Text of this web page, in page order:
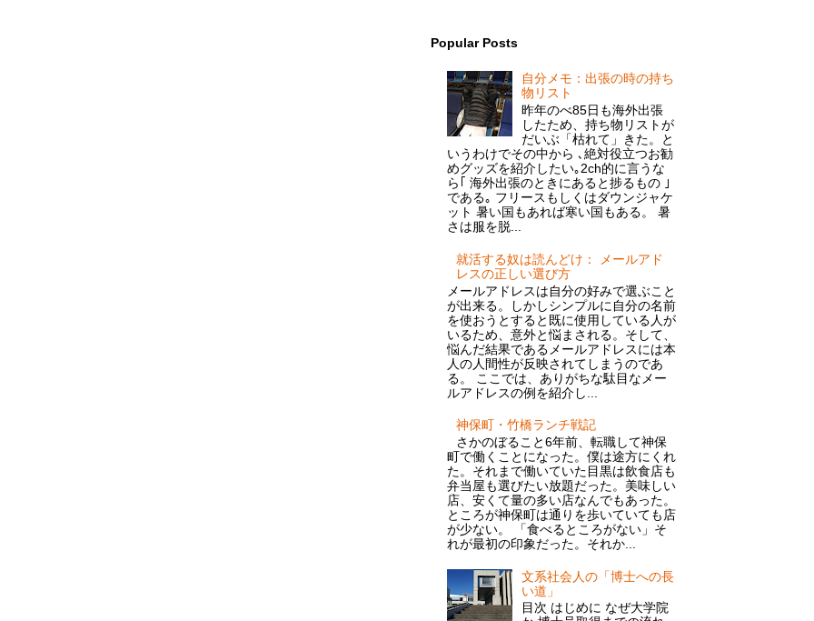
Popular Posts
自分メモ：出張の時の持ち
物リスト
昨年のべ85日も海外出張
したため、持ち物リストが
だいぶ「枯れて」きた。と
いうわけでその中から ､絶対役立つお勧
めグッズを紹介したい｡2ch的に言うな
ら｢ 海外出張のときにあると捗るもの ｣
である｡ フリースもしくはダウンジャケ
ット 暑い国もあれば寒い国もある。 暑
さは服を脱...
就活する奴は読んどけ： メールアド
レスの正しい選び方
メールアドレスは自分の好みで選ぶこと
が出来る。しかしシンプルに自分の名前
を使おうとすると既に使用している人が
いるため、意外と悩まされる。そして、
悩んだ結果であるメールアドレスには本
人の人間性が反映されてしまうのであ
る。 ここでは、ありがちな駄目なメー
ルアドレスの例を紹介し...
神保町・竹橋ランチ戦記
さかのぼること6年前、転職して神保
町で働くことになった。僕は途方にくれ
た。それまで働いていた目黒は飲食店も
弁当屋も選びたい放題だった。美味しい
店、安くて量の多い店なんでもあった。
ところが神保町は通りを歩いていても店
が少ない。 「食べるところがない」そ
れが最初の印象だった。それか...
文系社会人の「博士への長
い道」
目次 はじめに なぜ大学院